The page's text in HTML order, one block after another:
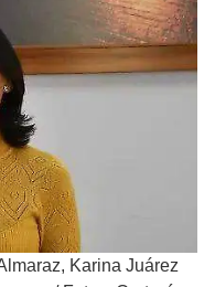
Karina Juárez